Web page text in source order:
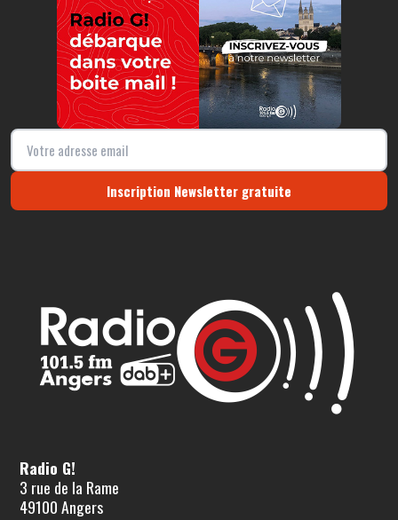
Inscription Newsletter gratuite
Radio G!
3 rue de la Rame
49100 Angers